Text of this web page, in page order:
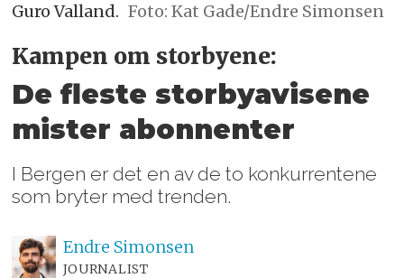
Guro Valland. Foto: Kat Gade/Endre Simonsen
Kampen om storbyene:
De fleste storbyavisene
mister abonnenter
I Bergen er det en av de to konkurrentene
som bryter med trenden.
Endre Simonsen
JOURNALIST